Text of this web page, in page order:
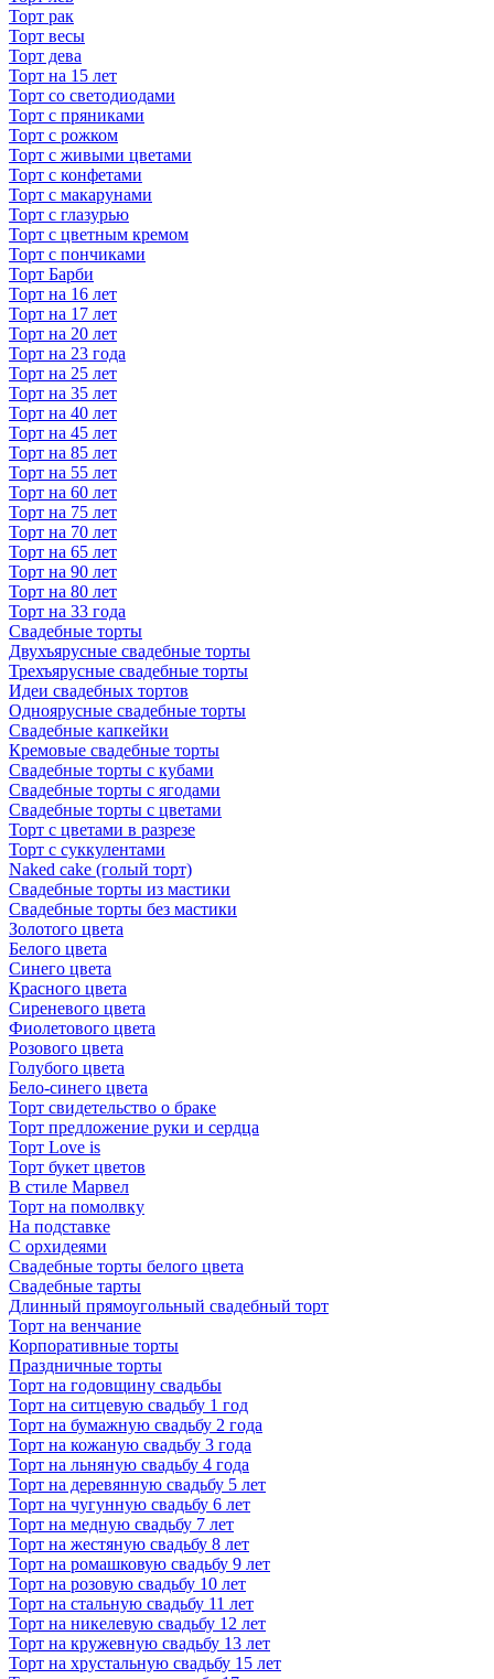
Торт рак
Торт весы
Торт дева
Торт на 15 лет
Торт со светодиодами
Торт с пряниками
Торт с рожком
Торт с живыми цветами
Торт с конфетами
Торт с макарунами
Торт с глазурью
Торт с цветным кремом
Торт с пончиками
Торт Барби
Торт на 16 лет
Торт на 17 лет
Торт на 20 лет
Торт на 23 года
Торт на 25 лет
Торт на 35 лет
Торт на 40 лет
Торт на 45 лет
Торт на 85 лет
Торт на 55 лет
Торт на 60 лет
Торт на 75 лет
Торт на 70 лет
Торт на 65 лет
Торт на 90 лет
Торт на 80 лет
Торт на 33 года
Свадебные торты
Двухъярусные свадебные торты
Трехъярусные свадебные торты
Идеи свадебных тортов
Одноярусные свадебные торты
Свадебные капкейки
Кремовые свадебные торты
Свадебные торты с кубами
Свадебные торты с ягодами
Свадебные торты с цветами
Торт с цветами в разрезе
Торт с суккулентами
Naked cake (голый торт)
Свадебные торты из мастики
Свадебные торты без мастики
Золотого цвета
Белого цвета
Синего цвета
Красного цвета
Сиреневого цвета
Фиолетового цвета
Розового цвета
Голубого цвета
Бело-синего цвета
Торт свидетельство о браке
Торт предложение руки и сердца
Торт Love is
Торт букет цветов
В стиле Марвел
Торт на помолвку
На подставке
С орхидеями
Свадебные торты белого цвета
Свадебные тарты
Длинный прямоугольный свадебный торт
Торт на венчание
Корпоративные торты
Праздничные торты
Торт на годовщину свадьбы
Торт на ситцевую свадьбу 1 год
Торт на бумажную свадьбу 2 года
Торт на кожаную свадьбу 3 года
Торт на льняную свадьбу 4 года
Торт на деревянную свадьбу 5 лет
Торт на чугунную свадьбу 6 лет
Торт на медную свадьбу 7 лет
Торт на жестяную свадьбу 8 лет
Торт на ромашковую свадьбу 9 лет
Торт на розовую свадьбу 10 лет
Торт на стальную свадьбу 11 лет
Торт на никелевую свадьбу 12 лет
Торт на кружевную свадьбу 13 лет
Торт на хрустальную свадьбу 15 лет